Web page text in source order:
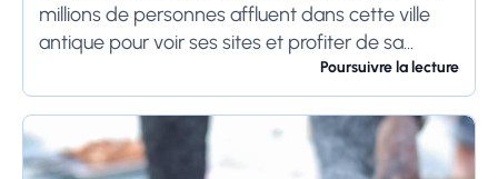
millions de personnes affluent dans cette ville
antique pour voir ses sites et profiter de sa
culture. Si vous prévoyez de visiter...Poursuivre la lecture